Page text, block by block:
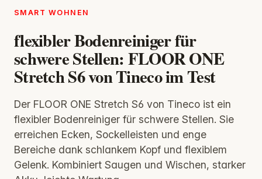
SMART WOHNEN
flexibler Bodenreiniger für
schwere Stellen: FLOOR ONE
Stretch S6 von Tineco im Test
Der FLOOR ONE Stretch S6 von Tineco ist ein
flexibler Bodenreiniger für schwere Stellen. Sie
erreichen Ecken, Sockelleisten und enge
Bereiche dank schlankem Kopf und flexiblem
Gelenk. Kombiniert Saugen und Wischen, starker